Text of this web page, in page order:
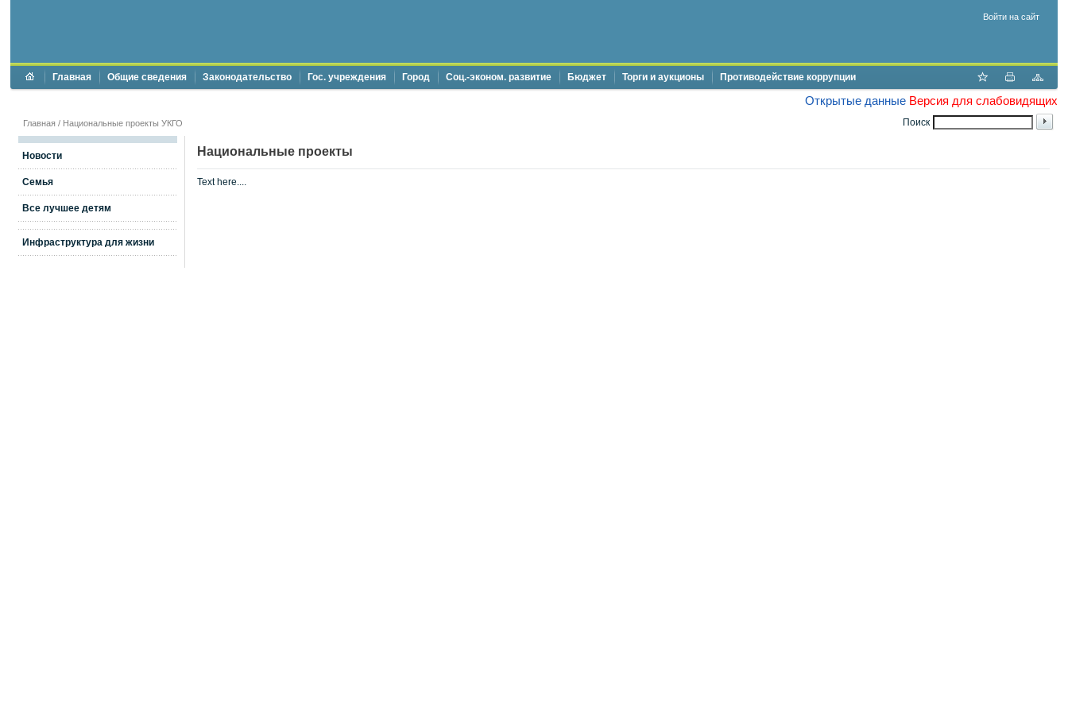
Войти на сайт
Главная Общие сведения Законодательство Гос. учреждения Город Соц.-эконом. развитие Бюджет Торги и аукционы Противодействие коррупции
Открытые данные Версия для слабовидящих
Поиск
Главная / Национальные проекты УКГО
Новости
Семья
Все лучшее детям
Инфраструктура для жизни
Национальные проекты
Text here....